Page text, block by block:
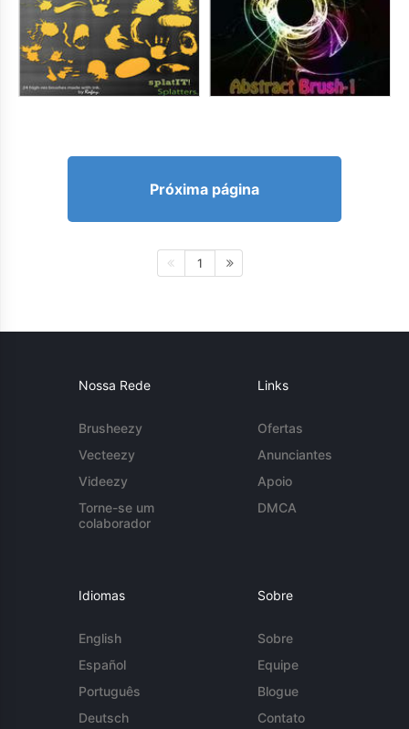
Próxima página
1
Nossa Rede
Brusheezy
Vecteezy
Videezy
Torne-se um
colaborador
Links
Ofertas
Anunciantes
Apoio
DMCA
Idiomas
English
Español
Português
Deutsch
Sobre
Sobre
Equipe
Blogue
Contato